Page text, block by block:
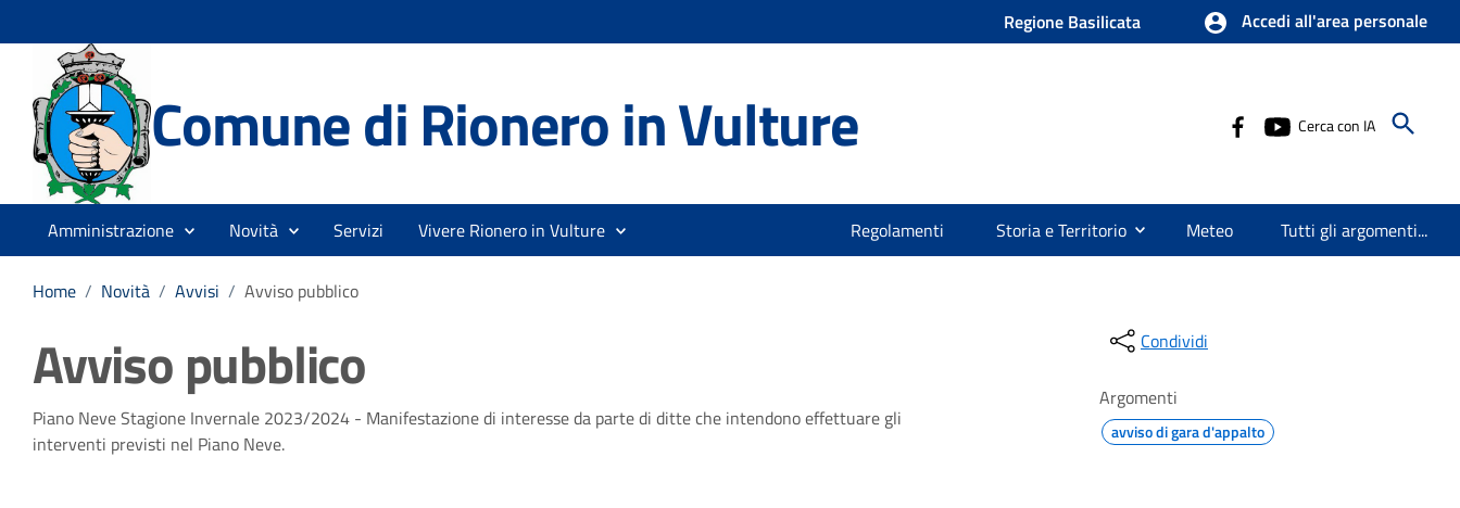
Regione Basilicata Accedi all'area personale
Comune di Rionero in Vulture Cerca con IA
Amministrazione Novità Servizi Vivere Rionero in Vulture Regolamenti Storia e Territorio Meteo Tutti gli argomenti...
Home / Novità / Avvisi / Avviso pubblico
Avviso pubblico
Dettagli della notizia
Piano Neve Stagione Invernale 2023/2024 - Manifestazione di interesse da parte di ditte che intendono effettuare gli
interventi previsti nel Piano Neve.
Condividi
Argomenti
avviso di gara d'appalto